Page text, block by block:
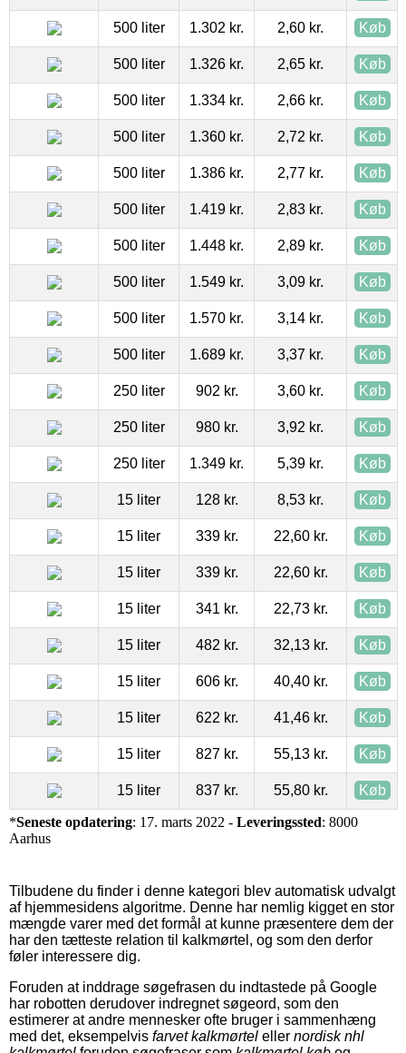
500 liter 1.302 kr. 2,60 kr. Køb
500 liter 1.326 kr. 2,65 kr. Køb
500 liter 1.334 kr. 2,66 kr. Køb
500 liter 1.360 kr. 2,72 kr. Køb
500 liter 1.386 kr. 2,77 kr. Køb
500 liter 1.419 kr. 2,83 kr. Køb
500 liter 1.448 kr. 2,89 kr. Køb
500 liter 1.549 kr. 3,09 kr. Køb
500 liter 1.570 kr. 3,14 kr. Køb
500 liter 1.689 kr. 3,37 kr. Køb
250 liter 902 kr. 3,60 kr. Køb
250 liter 980 kr. 3,92 kr. Køb
250 liter 1.349 kr. 5,39 kr. Køb
15 liter 128 kr. 8,53 kr. Køb
15 liter 339 kr. 22,60 kr. Køb
15 liter 339 kr. 22,60 kr. Køb
15 liter 341 kr. 22,73 kr. Køb
15 liter 482 kr. 32,13 kr. Køb
15 liter 606 kr. 40,40 kr. Køb
15 liter 622 kr. 41,46 kr. Køb
15 liter 827 kr. 55,13 kr. Køb
15 liter 837 kr. 55,80 kr. Køb
*Seneste opdatering: 17. marts 2022 - Leveringssted: 8000
Aarhus
Tilbudene du finder i denne kategori blev automatisk udvalgt
af hjemmesidens algoritme. Denne har nemlig kigget en stor
mængde varer med det formål at kunne præsentere dem der
har den tætteste relation til kalkmørtel, og som den derfor
føler interessere dig.
Foruden at inddrage søgefrasen du indtastede på Google
har robotten derudover indregnet søgeord, som den
estimerer at andre mennesker ofte bruger i sammenhæng
med det, eksempelvis farvet kalkmørtel eller nordisk nhl